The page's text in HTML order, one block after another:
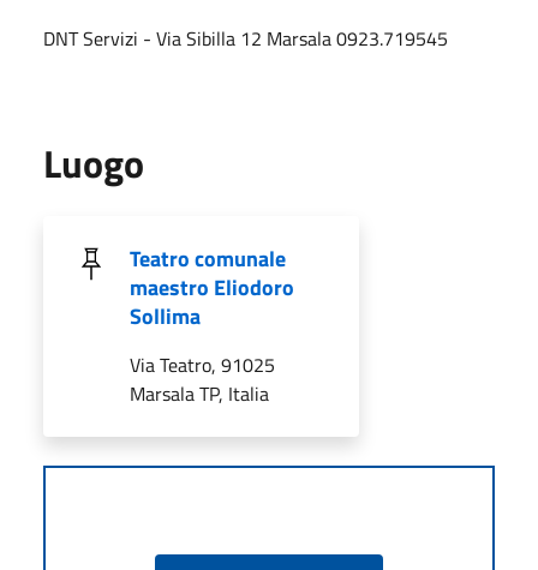
DNT Servizi - Via Sibilla 12 Marsala 0923.719545
Luogo
Teatro comunale
maestro Eliodoro
Sollima
Via Teatro, 91025
Marsala TP, Italia